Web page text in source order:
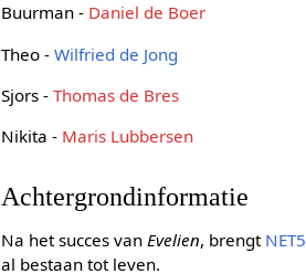
Buurman - Daniel de Boer
Theo -Wilfried de Jong
Sjors -Thomas de Bres
Nikita - Maris Lubbersen
Achtergrondinformatie
Na het succes vanEvelien, brengt NET5
al bestaan tot leven.